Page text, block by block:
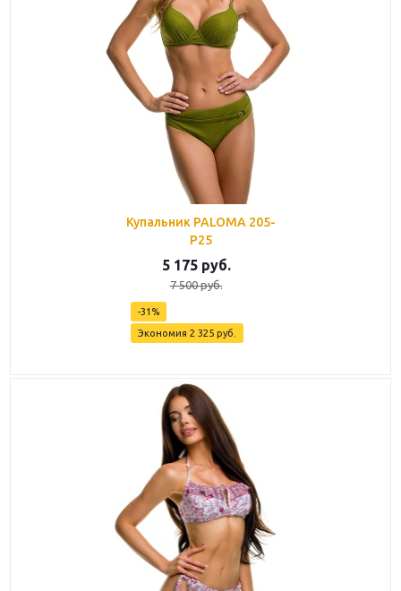
Купальник PALOMA 205-
P25
5 175руб.
7 500руб.
-31 %
Экономия 2 325руб.